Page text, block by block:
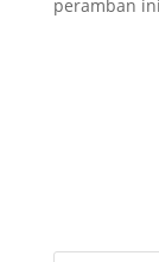
peramban